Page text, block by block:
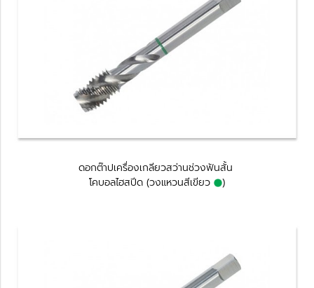
ดอกต๊าปเครื่องเกลียวสว่านช่วงฟันสั้น
โคบอลไฮสปีด (วงแหวนสีเขียว
)